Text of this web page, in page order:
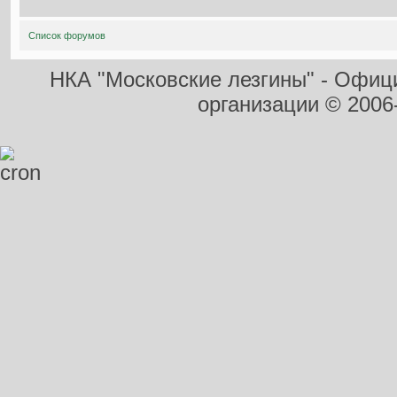
Список форумов
НКА "Московские лезгины" -
организации ©